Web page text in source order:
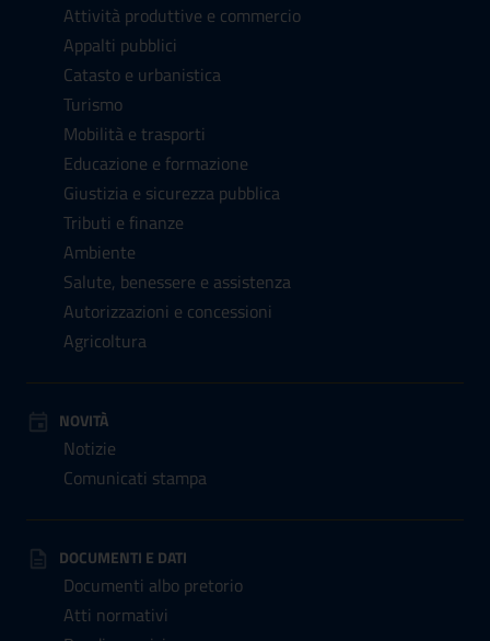
Attività produttive e commercio
Appalti pubblici
Catasto e urbanistica
Turismo
Mobilità e trasporti
Educazione e formazione
Giustizia e sicurezza pubblica
Tributi e finanze
Ambiente
Salute, benessere e assistenza
Autorizzazioni e concessioni
Agricoltura
NOVITÀ
Notizie
Comunicati stampa
DOCUMENTI E DATI
Documenti albo pretorio
Atti normativi